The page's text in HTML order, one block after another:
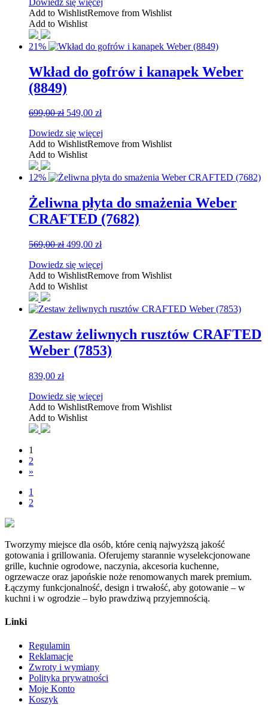
Add to WishlistRemove from Wishlist
Add to Wishlist
21%
Wkład do gofrów i kanapek Weber
(8849)
699,00zł Pierwotna
wynosiła:
699,00 zł.
549,00 złAktualna
wynosi:
549,00 zł.
Dowiedz się więcej
Add to WishlistRemove from Wishlist
Add to Wishlist
12%
Żeliwna płyta do smażenia Weber
CRAFTED (7682)
569,00zł Pierwotna
wynosiła:
569,00 zł.
499,00 złAktualna
wynosi:
499,00 zł.
Dowiedz się więcej
Add to WishlistRemove from Wishlist
Add to Wishlist
Zestaw żeliwnych rusztów CRAFTED​
Weber (7853)
839,00 zł
Dowiedz się więcej
Add to WishlistRemove from Wishlist
Add to Wishlist
1
2
»
1
2
Tworzymy miejsce dla osób, które cenią najwyższą jakość
gotowania i grillowania. Oferujemy starannie wyselekcjonowane
grille, kuchnie ogrodowe, naczynia, akcesoria kuchenne,
ogrzewacze oraz japońskie noże renomowanych marek premium.
Łączymy funkcjonalność, design i trwałość, aby gotowanie – w
kuchni i w ogrodzie – było prawdziwą przyjemnością.
Linki
Regulamin
Reklamacje
Zwroty i wymiany
Polityka prywatności
Moje Konto
Koszyk